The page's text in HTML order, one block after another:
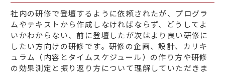
社内の研修で登壇するように依頼されたが、プログラ
ムやテキストから作成しなければならず、どうしてよ
いかわからない、前に登壇したが次はより良い研修に
したい方向けの研修です。研修の企画、設計、カリキ
ュラム（内容とタイムスケジュール）の作り方や研修
の効果測定と振り返り方について理解していただきま